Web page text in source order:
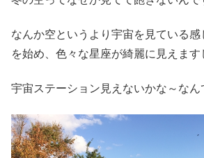
なんか空というより宇宙を見ている
を始め、色々な星座が綺麗に見えます
宇宙ステーション見えないかな～なん